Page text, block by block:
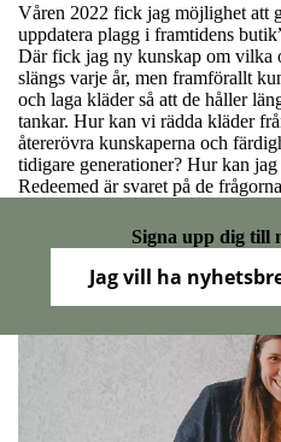
Våren 2022 fick jag möjlighet att
uppdatera plagg i framtidens
Där fick jag ny kunskap om vilka
slängs varje år, men framförallt
och laga kläder så att de håller
tankar. Hur kan vi rädda kläder
återerövra kunskaperna och
tidigare generationer? Hur kan
Redeemed är svaret på de
Signa upp dig till
Jag vill ha